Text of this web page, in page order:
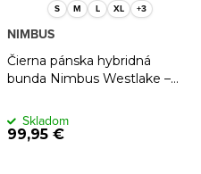
S M L XL +3
Čierna pánska hybridná
bunda Nimbus Westlake –
NIMBUS
99,95 €
Skladom